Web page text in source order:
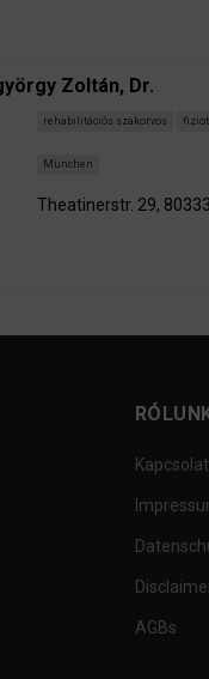
Zoltán, Dr.
rehabilitációs szakorvos
München
Theatinerstr. 29,
Kapcsolat
AGBs